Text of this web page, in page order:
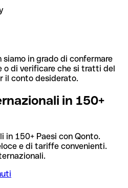
in grado di confermare
di verificare che si tratti del
il conto desiderato.
in 150+
in 150+ Paesi con Qonto.
e di tariffe convenienti.